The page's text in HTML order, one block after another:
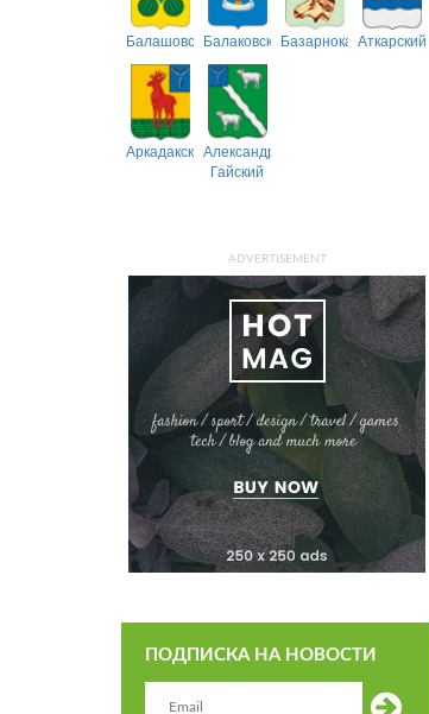
БалашовскийБалаковскийБазарнокарабулакский
Аткарский
АркадакскийАлександрово-
Гайский
ADVERTISEMENT
ПОДПИСКА НА НОВОСТИ